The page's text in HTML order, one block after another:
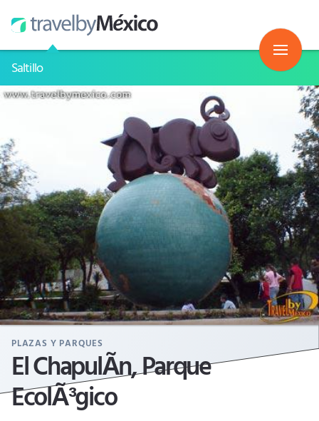
Saltillo
PLAZAS Y PARQUES
El ChapulÃ­n, Parque
EcolÃ³gico